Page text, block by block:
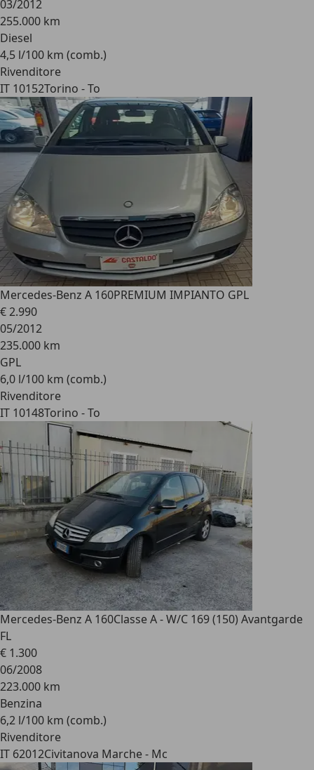
03/2012
255.000 km
Diesel
4,5 l/100 km (comb.)
Rivenditore
IT 10152Torino - To
Mercedes-Benz A 160PREMIUM IMPIANTO GPL
€ 2.990
05/2012
235.000 km
GPL
6,0 l/100 km (comb.)
Rivenditore
IT 10148Torino - To
Mercedes-Benz A 160Classe A - W/C 169 (150) Avantgarde
FL
€ 1.300
06/2008
223.000 km
Benzina
6,2 l/100 km (comb.)
Rivenditore
IT 62012Civitanova Marche - Mc